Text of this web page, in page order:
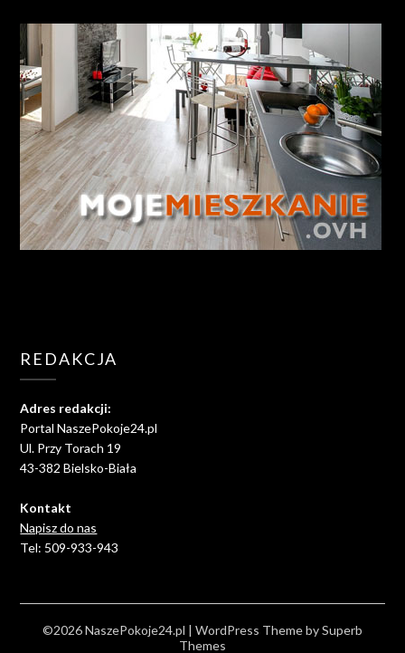
REDAKCJA
Adres redakcji:
Portal NaszePokoje24.pl
Ul. Przy Torach 19
43-382 Bielsko-Biała
Kontakt
Napisz do nas
Tel: 509-933-943
©2026 NaszePokoje24.pl | WordPress Theme bySuperb
Themes